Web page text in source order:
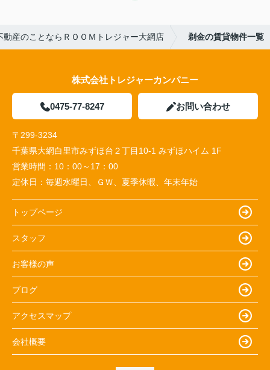
動産のことならＲＯＯＭトレジャー大網店 剃金の賃貸物件一覧
株式会社トレジャーカンパニー
0475-77-8247 お問い合わせ
〒299-3234
千葉県大網白里市みずほ台２丁目10-1 みずほハイム 1F
営業時間： 10：00～17：00
定休日： 毎週水曜日、ＧＷ、夏季休暇、年末年始
トップページ
スタッフ
お客様の声
ブログ
アクセスマップ
会社概要